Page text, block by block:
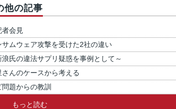
他の記事
者会見
ムウェア攻撃を受けた2社の違い
氏の違法サプリ疑惑を事例として～
んのケースから考える
題からの教訓
もっと読む